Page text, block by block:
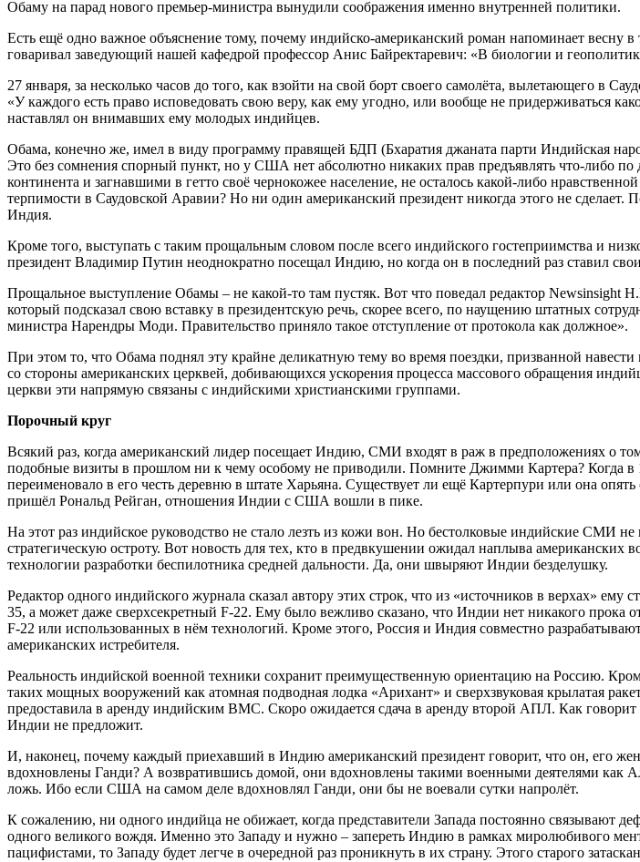
Обаму на парад нового премьер-министра вынудили соображения именно внутренней политики.
Есть ещё одно важное объяснение тому, почему индийско-американский роман напоминает
говаривал заведующий нашей кафедрой профессор Анис Байректаревич: «В биологии и
27 января, за несколько часов до того, как взойти на свой борт своего самолёта, вылетающего
«У каждого есть право исповедовать свою веру, как ему угодно, или вообще не придерживаться
наставлял он внимавших ему молодых индийцев.
Обама, конечно же, имел в виду программу правящей БДП (Бхаратия джаната парти Индийская
Это без сомнения спорный пункт, но у США нет абсолютно никаких прав предъявлять что-либо
континента и загнавшими в гетто своё чернокожее население, не осталось какой-либо
терпимости в Саудовской Аравии? Но ни один американский президент никогда этого не сделает.
Индия.
Кроме того, выступать с таким прощальным словом после всего индийского гостеприимства и
президент Владимир Путин неоднократно посещал Индию, но когда он в последний раз ставил
Прощальное выступление Обамы – не какой-то там пустяк. Вот что поведал редактор
который подсказал свою вставку в президентскую речь, скорее всего, по наущению штатных
министра Нарендры Моди. Правительство приняло такое отступление от протокола как должное».
При этом то, что Обама поднял эту крайне деликатную тему во время поездки, призванной
со стороны американских церквей, добивающихся ускорения процесса массового обращения
церкви эти напрямую связаны с индийскими христианскими группами.
Порочный круг
Всякий раз, когда американский лидер посещает Индию, СМИ входят в раж в предположениях о
подобные визиты в прошлом ни к чему особому не приводили. Помните Джимми Картера? Когда в
переименовало в его честь деревню в штате Харьяна. Существует ли ещё Картерпури или она
пришёл Рональд Рейган, отношения Индии с США вошли в пике.
На этот раз индийское руководство не стало лезть из кожи вон. Но бестолковые индийские СМИ
стратегическую остроту. Вот новость для тех, кто в предвкушении ожидал наплыва
технологии разработки беспилотника средней дальности. Да, они швыряют Индии безделушку.
Редактор одного индийского журнала сказал автору этих строк, что из «источников в верхах»
35, а может даже сверхсекретный F-22. Ему было вежливо сказано, что Индии нет никакого прока
F-22 или использованных в нём технологий. Кроме этого, Россия и Индия совместно
американских истребителя.
Реальность индийской военной техники сохранит преимущественную ориентацию на Россию.
таких мощных вооружений как атомная подводная лодка «Арихант» и сверхзвуковая крылатая
предоставила в аренду индийским ВМС. Скоро ожидается сдача в аренду второй АПЛ. Как
Индии не предложит.
И, наконец, почему каждый приехавший в Индию американский президент говорит, что он, его
вдохновлены Ганди? А возвратившись домой, они вдохновлены такими военными деятелями
ложь. Ибо если США на самом деле вдохновлял Ганди, они бы не воевали сутки напролёт.
К сожалению, ни одного индийца не обижает, когда представители Запада постоянно связывают
одного великого вождя. Именно это Западу и нужно – запереть Индию в рамках миролюбивого
пацифистами, то Западу будет легче в очередной раз проникнуть в их страну. Этого старого